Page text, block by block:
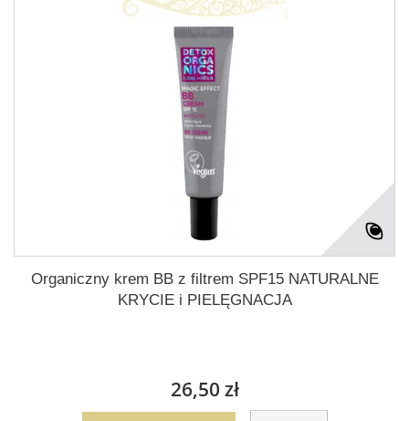
Organiczny krem BB z filtrem SPF15 NATURALNE
KRYCIE i PIELĘGNACJA
26,50 zł